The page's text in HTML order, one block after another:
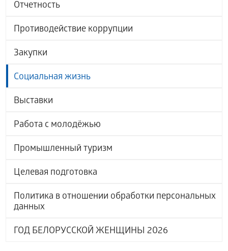
Отчетность
Противодействие коррупции
Закупки
Социальная жизнь
Выставки
Работа с молодёжью
Промышленный туризм
Целевая подготовка
Политика в отношении обработки персональных
данных
ГОД БЕЛОРУССКОЙ ЖЕНЩИНЫ 2026